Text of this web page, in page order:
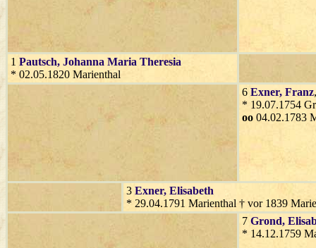
1 Pautsch, Johanna Maria Theresia
* 02.05.1820 Marienthal
6 Exner, Franz
* 19.07.1754
oo 04.02.1783
3 Exner, Elisabeth
* 29.04.1791 Marienthal † vor 1839
7 Grond,
* 14.12.1759